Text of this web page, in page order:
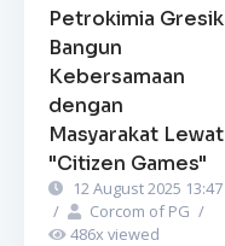
Petrokimia Gresik
Bangun
Kebersamaan
dengan
Masyarakat Lewat
"Citizen Games"
12 August 2025 13:47
/
Corcom of PG /
486x viewed